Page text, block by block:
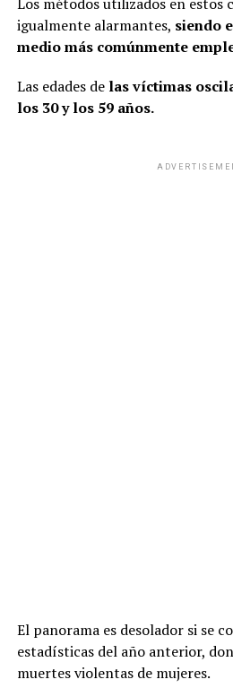
igualmente alarmantes, siendo
medio más comúnmente
Las edades de las víctimas
los 30 y los 59 años.
El panorama es desolador si se
estadísticas del año anterior,
muertes violentas de mujeres.